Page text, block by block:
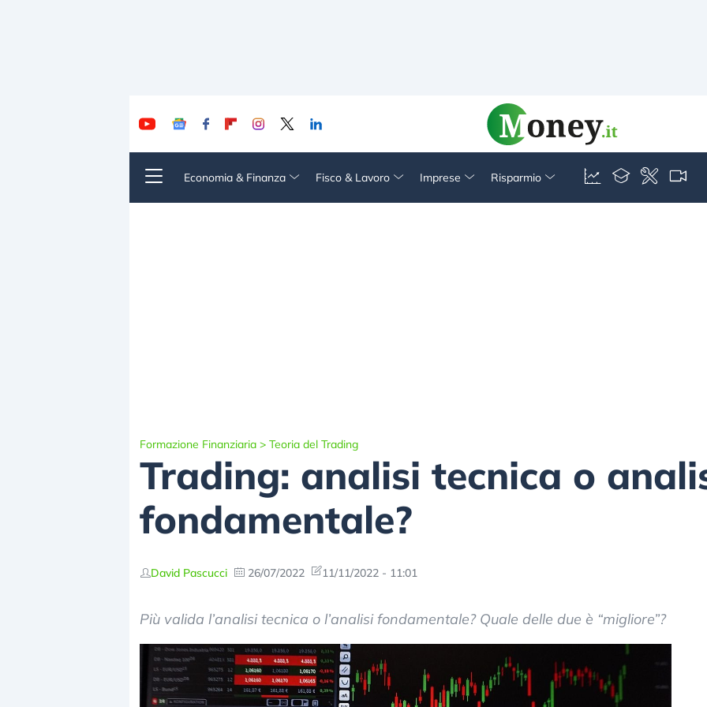
Economia & Finanza Fisco & Lavoro Imprese Risparmio
Formazione Finanziaria > Teoria del Trading
Trading: analisi tecnica o
fondamentale?
David Pascucci 26/07/2022 11/11/2022 - 11:01
Più valida l’analisi tecnica o l’analisi fondamentale? Quale delle due è “migliore”?